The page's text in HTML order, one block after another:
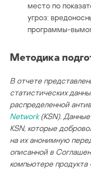
место по
угроз:
программы-
Методика
В отчете
статистических
распределенной
Network(KSN).
KSN, которые
на их анонимную
описанной в
компьютере продукта